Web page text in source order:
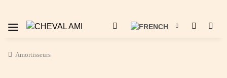
Amortisseurs